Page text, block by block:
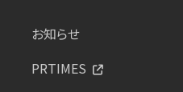
お知らせ
PRTIMES